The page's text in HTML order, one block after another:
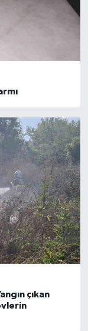
çıkan